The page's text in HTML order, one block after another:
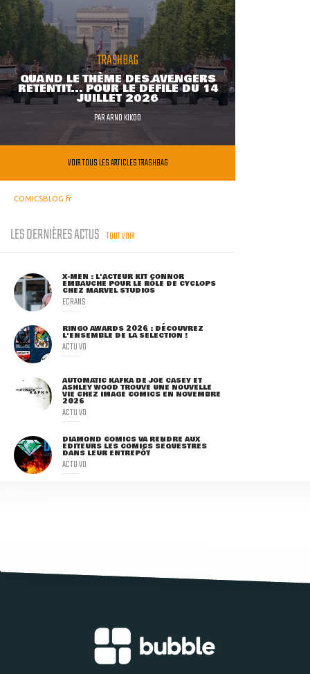
TRASHBAG
QUAND LE THÈME DES AVENGERS
RETENTIT... POUR LE DÉFILÉ DU 14
JUILLET 2026
PARARNO KIKOO
VOIR TOUS LES ARTICLES TRASHBAG
COMICSBLOG.fr
LES DERNIÈRES ACTUS TOUT VOIR
X-MEN : L'ACTEUR KIT CONNOR
EMBAUCHÉ POUR LE RÔLE DE CYCLOPS
CHEZ MARVEL STUDIOS
ECRANS
RINGO AWARDS 2026 : DÉCOUVREZ
L'ENSEMBLE DE LA SÉLECTION !
ACTU VO
AUTOMATIC KAFKA DE JOE CASEY ET
ASHLEY WOOD TROUVE UNE NOUVELLE
VIE CHEZ IMAGE COMICS EN NOVEMBRE
2026
ACTU VO
DIAMOND COMICS VA RENDRE AUX
ÉDITEURS LES COMICS SÉQUESTRÉS
DANS LEUR ENTREPÔT
ACTU VO